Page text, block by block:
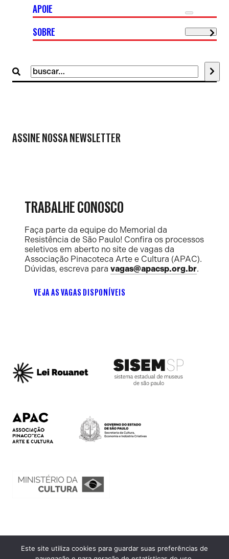
Buscar
por:
APOIE
SOBRE
ASSINE NOSSA NEWSLETTER
TRABALHE CONOSCO
Faça parte da equipe do Memorial da
Resistência de São Paulo! Confira os processos
seletivos em aberto no site de vagas da
Associação Pinacoteca Arte e Cultura (APAC).
Dúvidas, escreva para vagas@apacsp.org.br.
VEJA AS VAGAS DISPONÍVEIS
Ouvidoria
Este site utiliza cookies para guardar suas preferências de